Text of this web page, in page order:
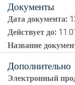
Документы
Дата документа:
Действует до:
Название
Дополнительно
Электронный